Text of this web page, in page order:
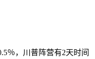
％，川普阵营有2天时间